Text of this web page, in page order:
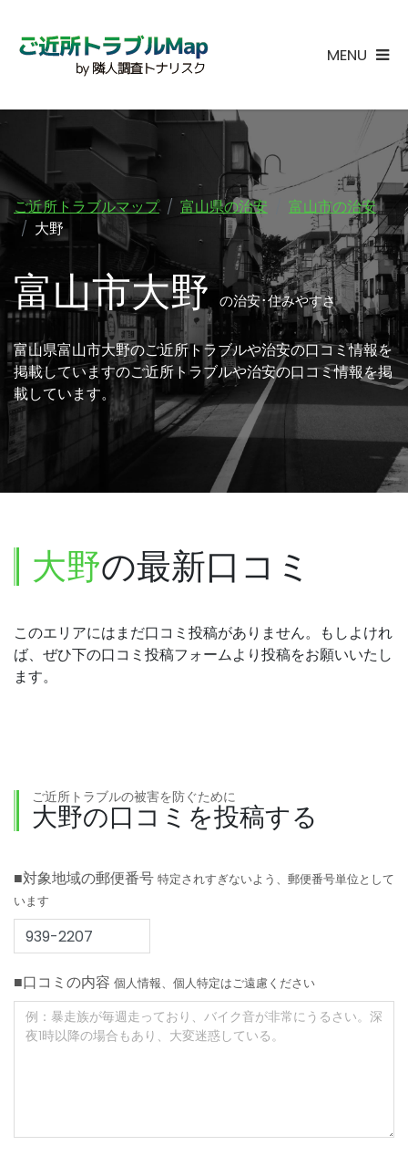
MENU
ご近所トラブルマップ 富山県の治安
富山市の治安
大野
富山市大野の治安･住みやすさ
富山県富山市大野のご近所トラブルや治安の口コミ情報を
掲載していますのご近所トラブルや治安の口コミ情報を掲
載しています。
大野の最新口コミ
このエリアにはまだ口コミ投稿がありません。もしよけれ
ば、ぜひ下の口コミ投稿フォームより投稿をお願いいたし
ます。
ご近所トラブルの被害を防ぐために
大野の口コミを投稿する
■対象地域の郵便番号 特定されすぎないよう、郵便番号単位として
います
■口コミの内容 個人情報、個人特定はご遠慮ください